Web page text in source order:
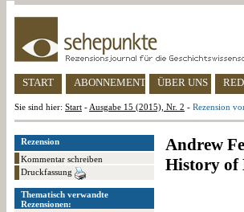
START ABONNEMENT ÜBER UNS
Sie sind hier: Start - Ausgabe 15 (2015), Nr. 2 - Rezension
Rezension
Kommentar schreiben
Druckfassung
Thematisch verwandte
Rezensionen:
Andrew
History